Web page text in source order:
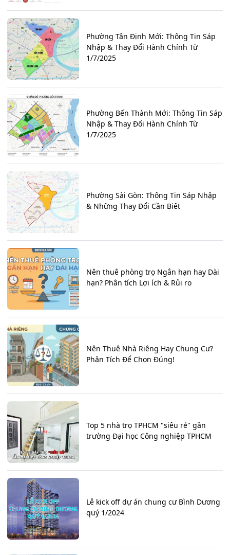
Phường Tân Định Mới: Thông Tin Sáp
Nhập & Thay Đổi Hành Chính Từ
1/7/2025
Phường Bến Thành Mới: Thông Tin Sáp
Nhập & Thay Đổi Hành Chính Từ
1/7/2025
Phường Sài Gòn: Thông Tin Sáp Nhập
& Những Thay Đổi Cần Biết
Nên thuê phòng trọ Ngắn hạn hay Dài
hạn? Phân tích Lợi ích & Rủi ro
Nên Thuê Nhà Riêng Hay Chung Cư?
Phân Tích Để Chọn Đúng!
Top 5 nhà trọ TPHCM "siêu rẻ" gần
trường Đại học Công nghiệp TPHCM
Lễ kick off dự án chung cư Bình Dương
quý 1/2024